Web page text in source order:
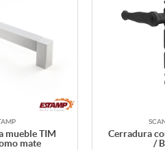
mueble TIM
mate
Cerradura
/